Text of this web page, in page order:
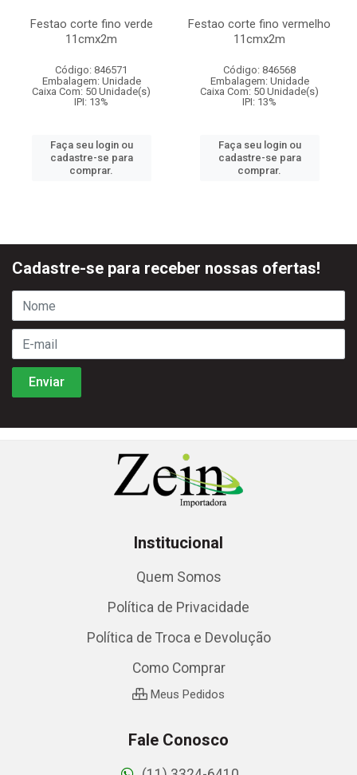
Festao corte fino verde
11cmx2m
Código: 846571
Embalagem: Unidade
Caixa Com: 50 Unidade(s)
IPI: 13%
Faça seu login ou
cadastre-se para
comprar.
Festao corte fino vermelho
11cmx2m
Código: 846568
Embalagem: Unidade
Caixa Com: 50 Unidade(s)
IPI: 13%
Faça seu login ou
cadastre-se para
comprar.
Cadastre-se para receber nossas ofertas!
Institucional
Quem Somos
Política de Privacidade
Política de Troca e Devolução
Como Comprar
Meus Pedidos
Fale Conosco